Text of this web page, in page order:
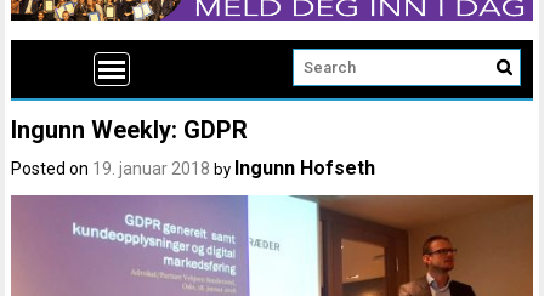
Ingunn Weekly: GDPR
Posted on 19. januar 2018 by Ingunn Hofseth